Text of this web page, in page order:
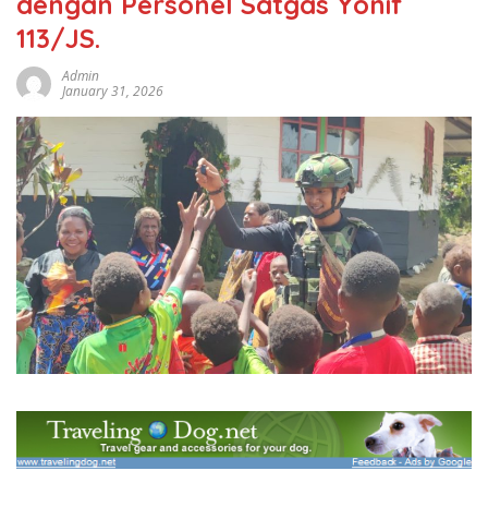
113/JS.
Admin
January 31, 2026